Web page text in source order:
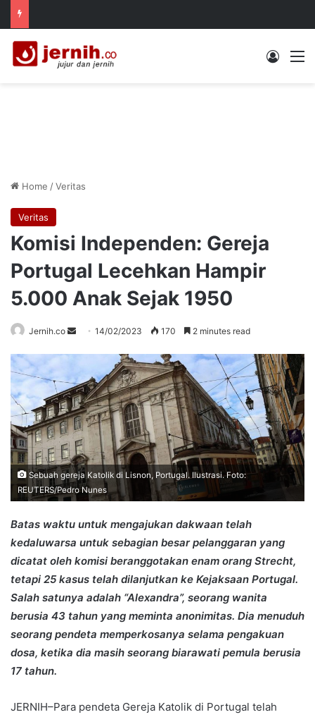
Log In
Home /Veritas
Veritas
Komisi Independen: Gereja
Portugal Lecehkan Hampir
5.000 Anak Sejak 1950
Jernih.co
Send14/02/2023 170 2 minutes read
Sebuah gereja Katolik di Lisnon, Portugal. Ilustrasi. Foto:
REUTERS/Pedro Nunes
Batas waktu untuk mengajukan dakwaan telah
kedaluwarsa untuk sebagian besar pelanggaran yang
dicatat oleh komisi beranggotakan enam orang Strecht,
tetapi 25 kasus telah dilanjutkan ke Kejaksaan Portugal.
Salah satunya adalah “Alexandra”, seorang wanita
berusia 43 tahun yang meminta anonimitas. Dia menuduh
seorang pendeta memperkosanya selama pengakuan
dosa, ketika dia masih seorang biarawati pemula berusia
17 tahun.
JERNIH–Para pendeta Gereja Katolik di Portugal telah